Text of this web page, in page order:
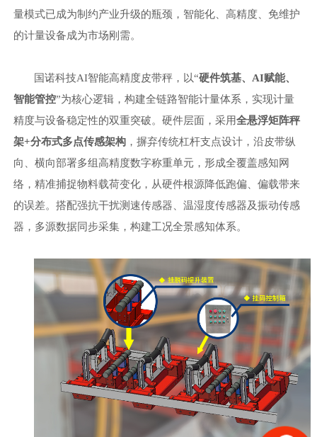
量模式已成为制约产业升级的瓶颈，智能化、高精度、免维护
的计量设备成为市场刚需。
国诺科技AI智能高精度皮带秤，以“硬件筑基、 AI赋能、
智能管控”为核心逻辑，构建全链路智能计量体系，实现计量
精度与设备稳定性的双重突破。硬件层面，采用全悬浮矩阵秤
架+分布式多点传感架构，摒弃传统杠杆支点设计，沿皮带纵
向、横向部署多组高精度数字称重单元，形成全覆盖感知网
络，精准捕捉物料载荷变化，从硬件根源降低跑偏、偏载带来
的误差。搭配强抗干扰测速传感器、温湿度传感器及振动传感
器，多源数据同步采集，构建工况全景感知体系。